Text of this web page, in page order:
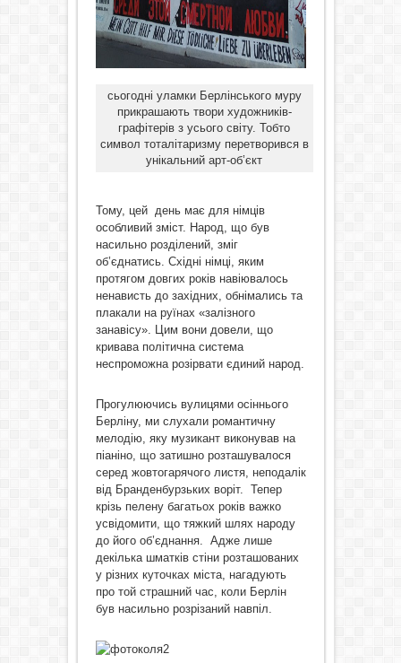
сьогодні уламки Берлінського муру
прикрашають твори художників-
графітерів з усього світу. Тобто
символ тоталітаризму перетворився в
унікальний арт-об’єкт
Тому, цей день має для німців
особливий зміст. Народ, що був
насильно розділений, зміг
об’єднатись. Східні німці, яким
протягом довгих років навіювалось
ненависть до західних, обнімались та
плакали на руїнах «залізного
занавісу». Цим вони довели, що
кривава політична система
неспроможна розірвати єдиний народ.
Прогулюючись вулицями осіннього
Берліну, ми слухали романтичну
мелодію, яку музикант виконував на
піаніно, що затишно розташувалося
серед жовтогарячого листя, неподалік
від Бранденбурзьких воріт. Тепер
крізь пелену багатьох років важко
усвідомити, що тяжкий шлях народу
до його об’єднання. Адже лише
декілька шматків стіни розташованих
у різних куточках міста, нагадують
про той страшний час, коли Берлін
був насильно розрізаний навпіл.